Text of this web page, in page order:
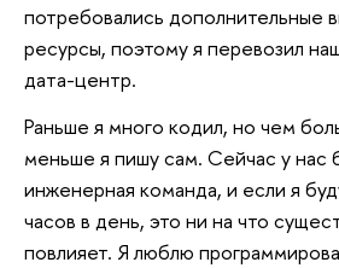
потребовались дополнительные
ресурсы, поэтому я перевозил
дата-центр.
Раньше я много кодил, но чем
меньше я пишу сам. Сейчас у нас
инженерная команда, и если я
часов в день, это ни на что
повлияет. Я люблю